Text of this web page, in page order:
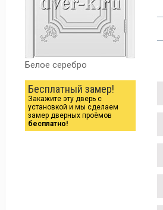
Белое серебро
Бесплатный замер!
Закажите эту дверь с
установкой и мы сделаем
замер дверных проёмов
бесплатно!